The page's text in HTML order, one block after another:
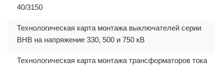
40/3150
Технологическая карта монтажа выключателей серии
ВНВ на напряжение 330, 500 и 750 кВ
Технологическая карта монтажа трансформаторов тока